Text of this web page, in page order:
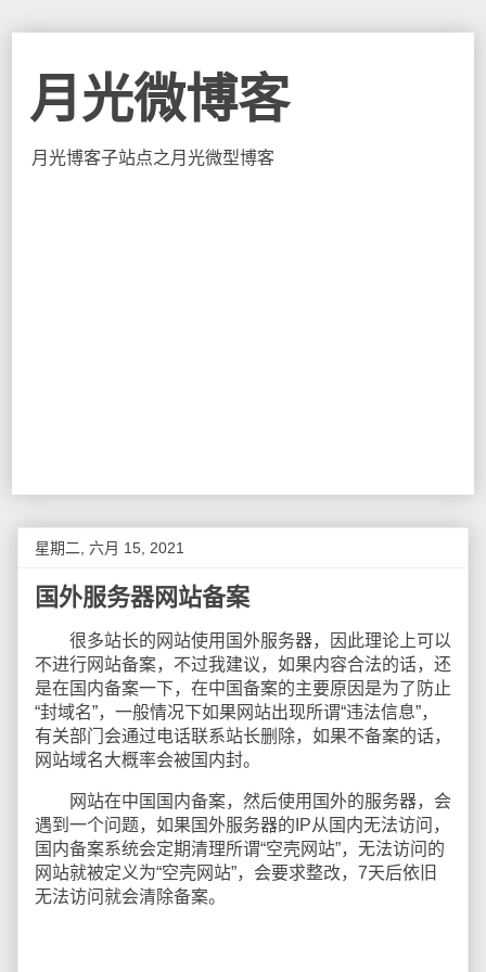
月光微博客
月光博客子站点之月光微型博客
星期二, 六月 15, 2021
国外服务器网站备案
很多站长的网站使用国外服务器，因此理论上可以
不进行网站备案，不过我建议，如果内容合法的话，还
是在国内备案一下，在中国备案的主要原因是为了防止
“封域名”，一般情况下如果网站出现所谓“违法信息”，
有关部门会通过电话联系站长删除，如果不备案的话，
网站域名大概率会被国内封。
网站在中国国内备案，然后使用国外的服务器，会
遇到一个问题，如果国外服务器的IP从国内无法访问，
国内备案系统会定期清理所谓“空壳网站”，无法访问的
网站就被定义为“空壳网站”，会要求整改，7天后依旧
无法访问就会清除备案。